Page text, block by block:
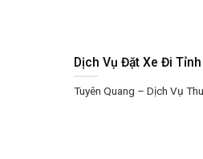
Dịch Vụ Đặt Xe Đi
Tuyên Quang – Dịch Vụ